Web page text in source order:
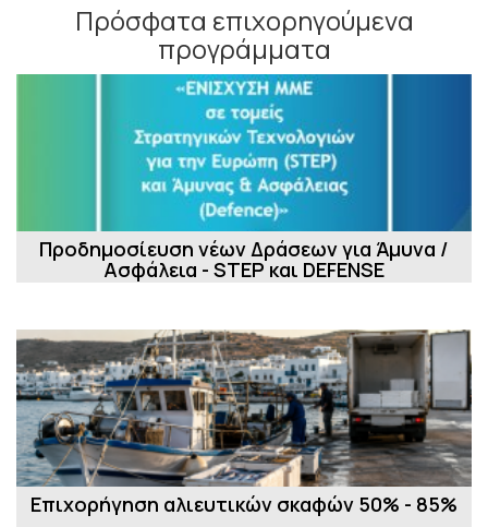
Πρόσφατα επιχορηγούμενα
προγράμματα
Προδημοσίευση νέων Δράσεων για Άμυνα /
Ασφάλεια - STEP και DEFENSE
Επιχορήγηση αλιευτικών σκαφών 50% - 85%